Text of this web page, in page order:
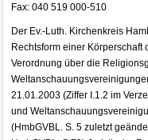
Fax: 040 519 000-510
Der Ev.-Luth. Kirchenkreis
Rechtsform einer Körperschaft
Verordnung über die
21.01.2003 (Ziffer I.1.2 im
und
(HmbGVBL. S. 5 zuletzt